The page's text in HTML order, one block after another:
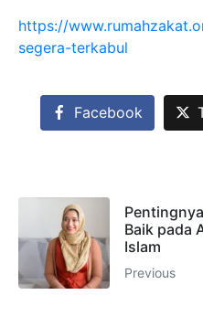
https://
segera-terkabul
Facebook
Baik pada
Islam
Previous